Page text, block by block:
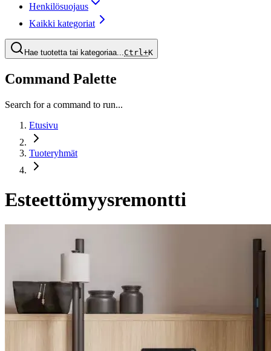
Henkilösuojaus
Kaikki kategoriat
Hae tuotetta tai kategoriaa...Ctrl+K
Command Palette
Search for a command to run...
Etusivu
Tuoteryhmät
Esteettömyysremontti